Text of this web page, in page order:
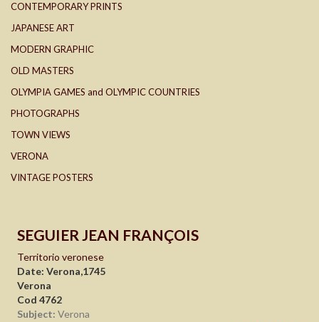
CONTEMPORARY PRINTS
JAPANESE ART
MODERN GRAPHIC
OLD MASTERS
OLYMPIA GAMES and OLYMPIC COUNTRIES
PHOTOGRAPHS
TOWN VIEWS
VERONA
VINTAGE POSTERS
SEGUIER JEAN FRANÇOIS
Territorio veronese
Date: Verona,1745
Verona
Cod 4762
Subject: Verona